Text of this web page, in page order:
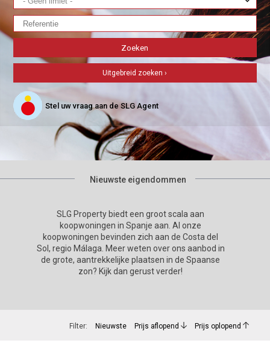
Uitgebreid zoeken ›
Stel uw vraag aan de SLG Agent
Nieuwste eigendommen
SLG Property biedt een groot scala aan
koopwoningen in Spanje aan. Al onze
koopwoningen bevinden zich aan de Costa del
Sol, regio Málaga. Meer weten over ons aanbod in
de grote, aantrekkelijke plaatsen in de Spaanse
zon? Kijk dan gerust verder!
Filter: Nieuwste Prijs aflopend Prijs oplopend